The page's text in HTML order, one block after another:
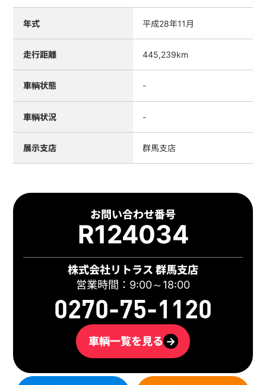
年式 平成28年11月
走行距離 445,239km
車輌状態 -
車輌状況 -
展示支店 群馬支店
お問い合わせ番号
R124034
株式会社リトラス 群馬支店
営業時間：9:00～18:00
0270-75-1120
車輌一覧を見る →